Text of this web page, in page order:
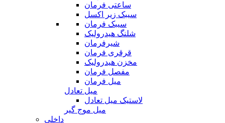
ساعتی فرمان
سیبک زیر اکسل
سیبک فرمان
شلنگ هیدرولیک
شیرفرمان
قرقری فرمان
مخزن هیدرولیک
مفصل فرمان
میل فرمان
میل تعادل
لاستیک میل تعادل
میل موج گیر
داخلی